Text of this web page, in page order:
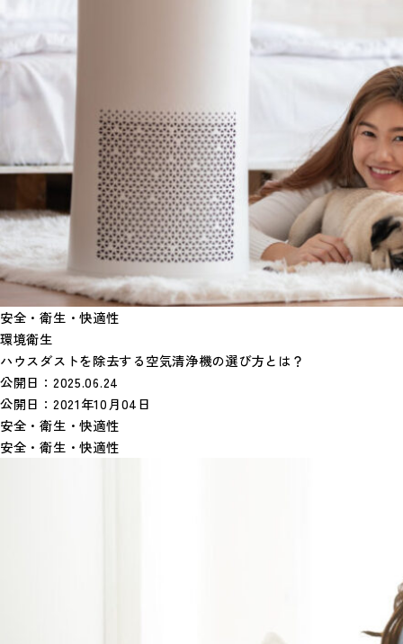
安全・衛生・快適性
環境衛生
ハウスダストを除去する空気清浄機の選び方とは？
公開日： 2025.06.24
公開日： 2021年10月04日
安全・衛生・快適性
安全・衛生・快適性